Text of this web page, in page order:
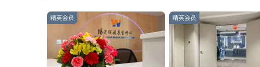
精英会员 精英会员